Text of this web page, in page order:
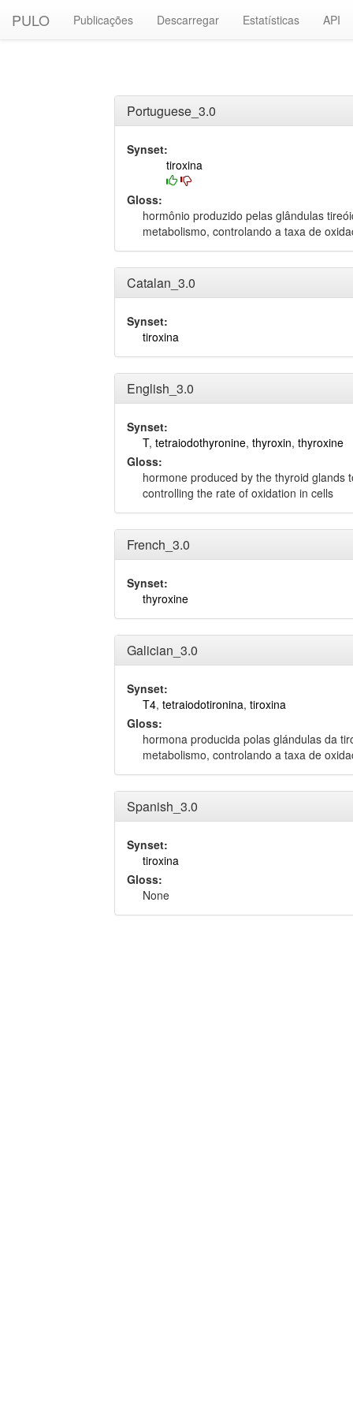
PULO Publicações Descarregar Estatísticas API
Portuguese_3.0
Synset:
tiroxina
Gloss:
hormônio produzido pelas glândulas
metabolismo, controlando a taxa de
Catalan_3.0
Synset:
tiroxina
English_3.0
Synset:
T, tetraiodothyronine, thyroxin, thyroxine
Gloss:
hormone produced by the thyroid glands
controlling the rate of oxidation in cells
French_3.0
Synset:
thyroxine
Galician_3.0
Synset:
T4, tetraiodotironina, tiroxina
Gloss:
hormona producida polas glándulas da
metabolismo, controlando a taxa de
Spanish_3.0
Synset:
tiroxina
Gloss:
None